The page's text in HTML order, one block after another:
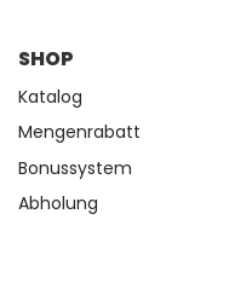
SHOP
Katalog
Mengenrabatt
Bonussystem
Abholung